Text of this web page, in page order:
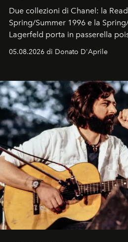
Due collezioni di Chanel: la
Spring/Summer 1996 e la
Lagerfeld porta in passerella
logomania pensata per la
Kate, Claudia e Carla una dietro
uno dei documenti più
05.08.2026 di Donato D'Aprile